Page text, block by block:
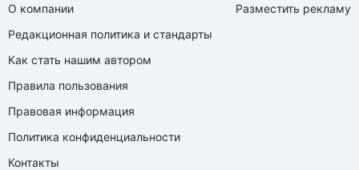
О компании
Редакционная политика и стандарты
Как стать нашим автором
Правила пользования
Правовая информация
Политика конфиденциальности
Контакты
Разместить рекламу